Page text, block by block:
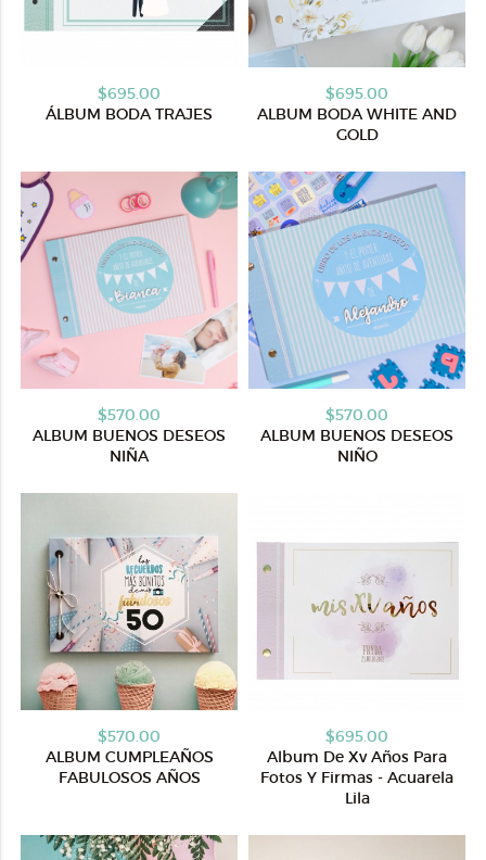
$695.00
ÁLBUM BODA TRAJES
$695.00
ALBUM BODA WHITE AND
GOLD
$570.00
ALBUM BUENOS DESEOS
NIÑA
$570.00
ALBUM BUENOS DESEOS
NIÑO
$570.00
ALBUM CUMPLEAÑOS
FABULOSOS AÑOS
$695.00
Album De Xv Años Para
Fotos Y Firmas - Acuarela
Lila